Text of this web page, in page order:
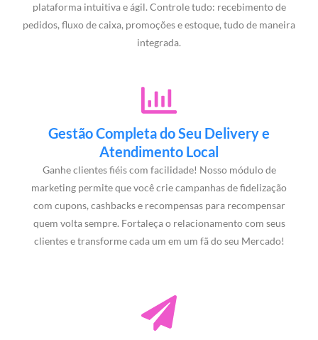
plataforma intuitiva e ágil. Controle tudo: recebimento de
pedidos, fluxo de caixa, promoções e estoque, tudo de maneira
integrada.
Gestão Completa do Seu Delivery e
Atendimento Local
Ganhe clientes fiéis com facilidade! Nosso módulo de
marketing permite que você crie campanhas de fidelização
com cupons, cashbacks e recompensas para recompensar
quem volta sempre. Fortaleça o relacionamento com seus
clientes e transforme cada um em um fã do seu Mercado!